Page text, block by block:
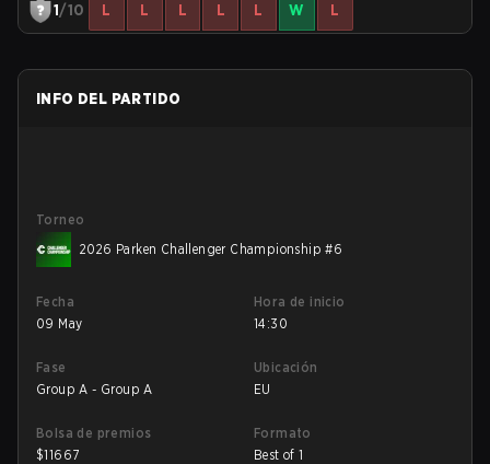
1/10 L L L L L W L
INFO DEL PARTIDO
Torneo
2026 Parken Challenger Championship #6
Fecha
09 May
Hora de inicio
14:30
Fase
Group A - Group A
Ubicación
EU
Bolsa de premios
$11667
Formato
Best of 1